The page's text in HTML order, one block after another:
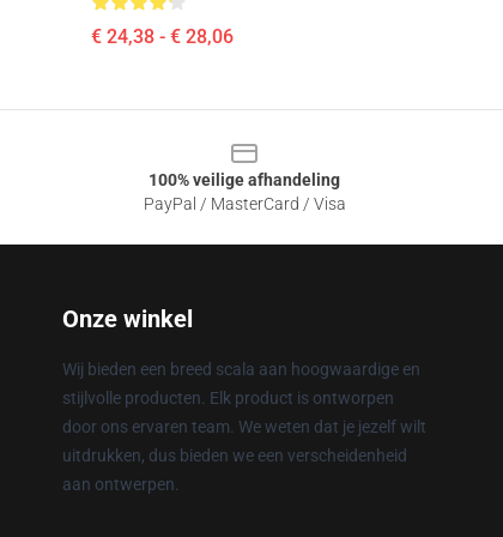
€ 24,38 - € 28,06
100% veilige afhandeling
PayPal / MasterCard / Visa
Onze winkel
Wij bieden een breed scala aan hoogwaardige en
stijlvolle producten. Elk product is ontworpen
door ons ervaren team. We weten dat je jezelf wilt
uitdrukken, dus bieden we een verscheidenheid
aan ontwerpen.